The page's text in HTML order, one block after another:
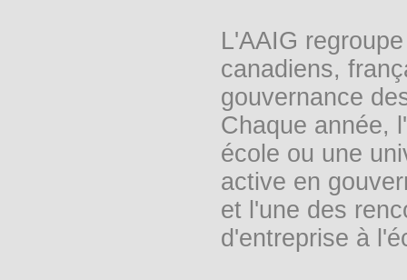
L'AAIG
canadiens,
gouvernance
Chaque année,
école ou une
active en
et l'une des
d'entreprise à